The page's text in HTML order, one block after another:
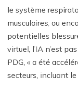
le système
musculaires, ou
potentielles
virtuel, l’IA n’est
PDG, « a été
secteurs, incluant